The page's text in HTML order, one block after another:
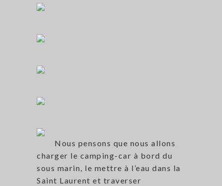
Nous pensons que nous allons
charger le camping-car à bord du
sous marin, le mettre à l’eau dans la
Saint Laurent et traverser